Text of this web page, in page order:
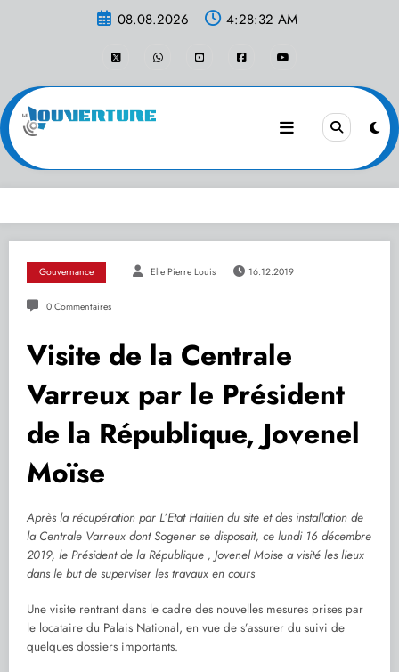
08.08.2026 4:28:32 AM
Gouvernance Elie Pierre Louis 16.12.2019
0 Commentaires
Visite de la Centrale
Varreux par le Président
de la République, Jovenel
Moïse
Après la récupération par L’Etat Haitien du site et des installation de
la Centrale Varreux dont Sogener se disposait, ce lundi 16 décembre
2019, le Président de la République , Jovenel Moise a visité les lieux
dans le but de superviser les travaux en cours
Une visite rentrant dans le cadre des nouvelles mesures prises par
le locataire du Palais National, en vue de s’assurer du suivi de
quelques dossiers importants.